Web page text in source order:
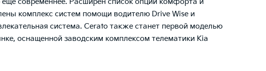
комплекс систем помощи водителю Drive Wise и
система. Cerato также станет первой моделью
оснащенной заводским комплексом телематики Kia